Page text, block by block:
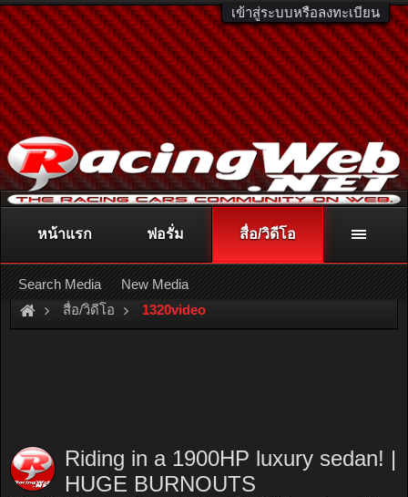
เข้าสู่ระบบหรือลงทะเบียน
ติดต่อลงโฆษณา racingweb@gmail.comหรือโทร. 081-811-1138
หรืออ่านรายละเอียดเพิ่มเติม คลิกที่นี่
สื่อ/วิดีโอ 1320video
Riding in a 1900HP luxury sedan! |
HUGE BURNOUTS
หน้าแรก ฟอรั่ม สื่อ/วิดีโอ
Search Media New Media